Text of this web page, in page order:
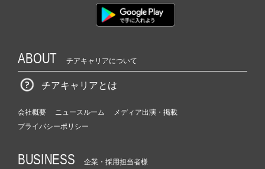
ABOUT チアキャリアについて
チアキャリアとは
会社概要 ニュースルーム
メディア出演・掲載
プライバシーポリシー
BUSINESS 企業・採用担当者様